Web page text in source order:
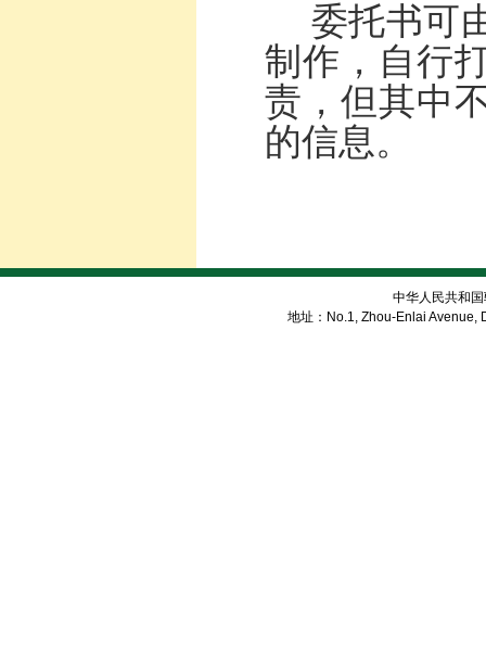
委托书可
制作 ，自行
责，但其中
的信息。
中华人民共和
地址：No.1, Zhou-Enlai Avenue,